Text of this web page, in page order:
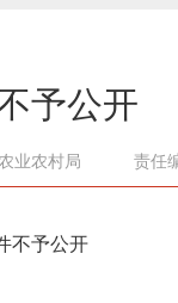
予公开
业农村局 责任
不予公开